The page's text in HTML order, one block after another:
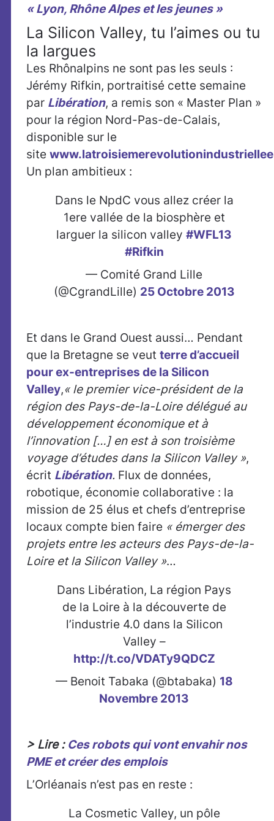
« Lyon, Rhône Alpes et les jeunes »
La Silicon Valley, tu l’aimes ou tu
la largues
Les Rhônalpins ne sont pas les seuls :
Jérémy Rifkin, portraitisé cette semaine
par Libération, a remis son « Master Plan »
pour la région Nord-Pas-de-Calais,
disponible sur le
site
Un plan ambitieux :
Dans le NpdC vous allez créer la
1ere vallée de la biosphère et
larguer la silicon valley #WFL13
#Rifkin
— Comité Grand Lille
(@CgrandLille) 25 Octobre 2013
Et dans le Grand Ouest aussi… Pendant
que la Bretagne se veut terre d’accueil
pour ex-entreprises de la Silicon
Valley,« le premier vice-président de la
région des Pays-de-la-Loire délégué au
développement économique et à
l’innovation […] en est à son troisième
voyage d’études dans la Silicon Valley »,
écrit Libération. Flux de données,
robotique, économie collaborative : la
mission de 25 élus et chefs d’entreprise
locaux compte bien faire « émerger des
projets entre les acteurs des Pays-de-la-
Loire et la Silicon Valley »…
Dans Libération, La région Pays
de la Loire à la découverte de
l’industrie 4.0 dans la Silicon
Valley –
http://t.co/VDATy9QDCZ
— Benoit Tabaka (@btabaka) 18
Novembre 2013
> Lire : Ces robots qui vont envahir nos
PME et créer des emplois
L’Orléanais n’est pas en reste :
La Cosmetic Valley, un pôle